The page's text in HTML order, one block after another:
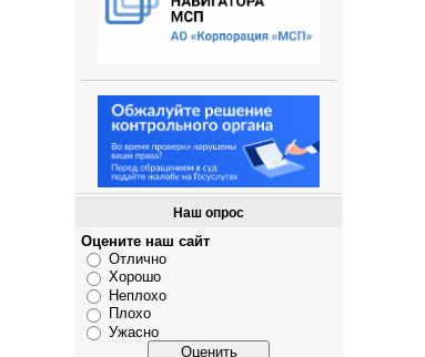
Наш опрос
Оцените наш сайт
Отлично
Хорошо
Неплохо
Плохо
Ужасно